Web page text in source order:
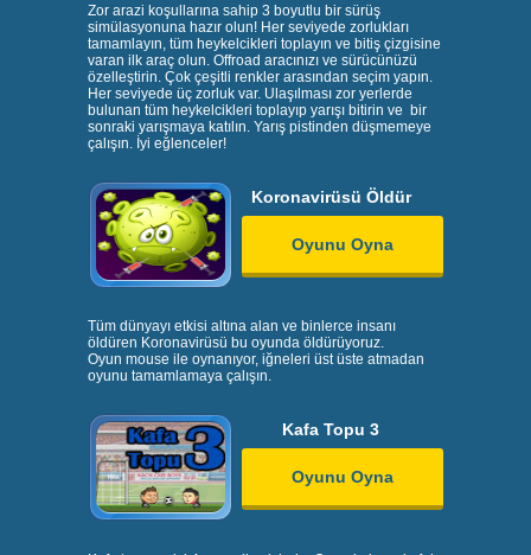
Zor arazi koşullarına sahip 3 boyutlu bir sürüş
simülasyonuna hazır olun! Her seviyede zorlukları
tamamlayın, tüm heykelcikleri toplayın ve bitiş çizgisine
varan ilk araç olun. Offroad aracınızı ve sürücünüzü
özelleştirin. Çok çeşitli renkler arasından seçim yapın.
Her seviyede üç zorluk var. Ulaşılması zor yerlerde
bulunan tüm heykelcikleri toplayıp yarışı bitirin ve bir
sonraki yarışmaya katılın. Yarış pistinden düşmemeye
çalışın. İyi eğlenceler!
Koronavirüsü Öldür
Oyunu Oyna
Tüm dünyayı etkisi altına alan ve binlerce insanı
öldüren Koronavirüsü bu oyunda öldürüyoruz.
Oyun mouse ile oynanıyor, iğneleri üst üste atmadan
oyunu tamamlamaya çalışın.
Kafa Topu 3
Oyunu Oyna